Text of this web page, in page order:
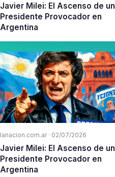
Javier Milei: El Ascenso de un
Presidente Provocador en
Argentina
lanacion.com.ar · 02/07/2026
Javier Milei: El Ascenso de un
Presidente Provocador en
Argentina